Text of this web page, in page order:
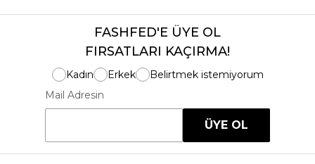
FASHFED'E ÜYE OL
FIRSATLARI KAÇIRMA!
Kadın Erkek
Belirtmek istemiyorum
Mail Adresin
ÜYE OL